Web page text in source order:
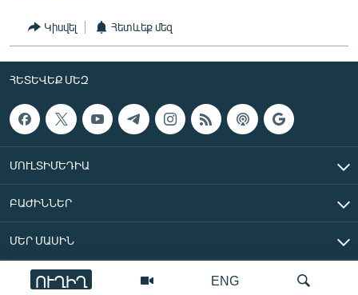
ENG
ՈՒՂԻՂ
Կիսվել Հետևեք մեզ
ՀԵՏԵՎԵՔ ՄԵԶ
ՄՈՒԼՏԻՄԵԴԻԱ
ԲԱԺԻՆՆԵՐ
ՄԵՐ ՄԱՍԻՆ
«Ազատ Եվրոպա/Ազատություն» ռադիոկայան © 2026